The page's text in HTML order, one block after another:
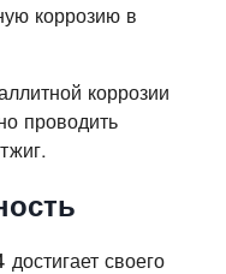
коррозию в
коррозии
проводить
своего